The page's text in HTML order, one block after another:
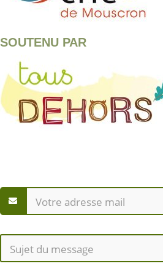
SOUTENU PAR